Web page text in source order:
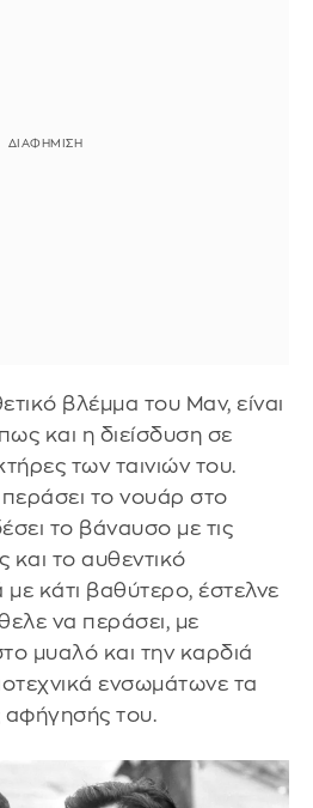
βλέμμα του Μαν, είναι
και η διείσδυση σε
των ταινιών του.
το νουάρ στο
το βάναυσο με τις
και το αυθεντικό
κάτι βαθύτερο, έστελνε
να περάσει, με
μυαλό και την καρδιά
ενσωμάτωνε τα
αφήγησής του.